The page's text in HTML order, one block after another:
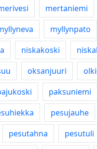
mertaniemi
myllynpato
niskakoski
oksanjuuri
paksuniemi
pesujauhe
pesutahna pesutuli